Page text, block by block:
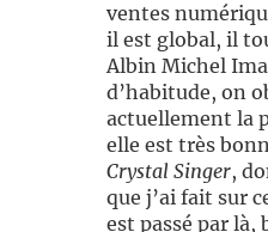
ventes
il est global, il
Albin Michel
d’habitude, on
actuellement la
elle est très
Crystal Singer,
que j’ai fait sur
est passé par